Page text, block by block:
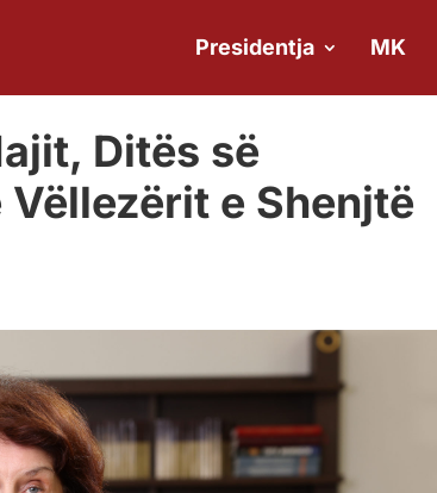
Presidentja MK
Ditës së
e Shenjtë